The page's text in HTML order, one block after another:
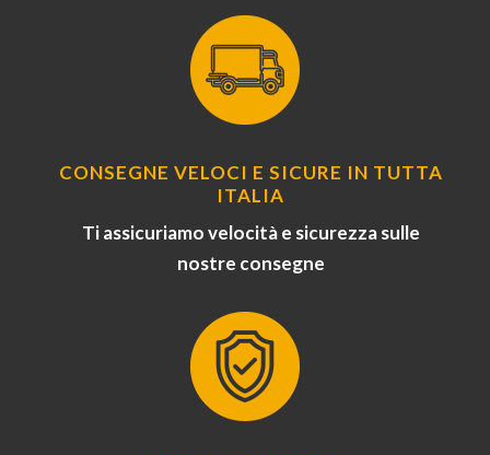
CONSEGNE VELOCI E SICURE IN TUTTA
ITALIA
Ti assicuriamo velocità e sicurezza sulle
nostre consegne